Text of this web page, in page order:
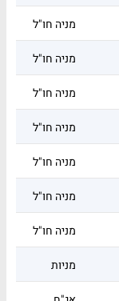
מניה חו"ל
מניה חו"ל
מניה חו"ל
מניה חו"ל
מניה חו"ל
מניה חו"ל
מניה חו"ל
מניות